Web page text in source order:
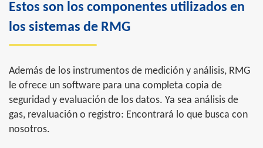
Estos son los componentes utilizados en
los sistemas de RMG
Además de los instrumentos de medición y análisis, RMG
le ofrece un software para una completa copia de
seguridad y evaluación de los datos. Ya sea análisis de
gas, revaluación o registro: Encontrará lo que busca con
nosotros.